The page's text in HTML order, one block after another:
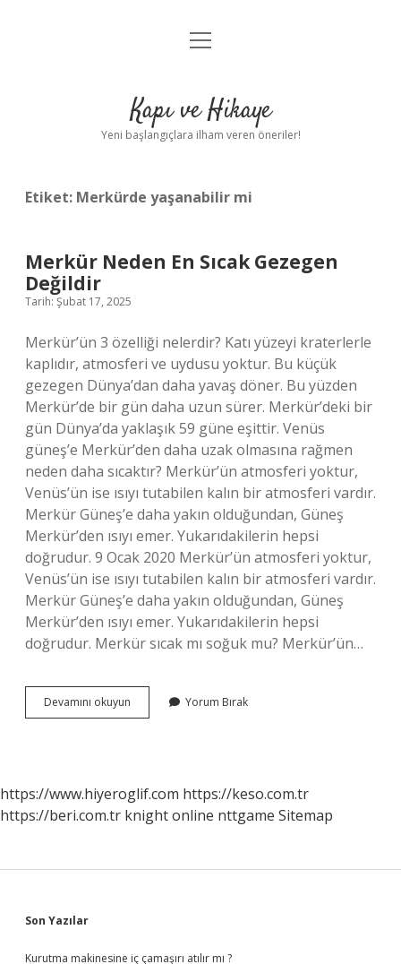
Anasayfa
Yasal Uyarı
menüyü
Kapı ve Hikaye
Yeni başlangıçlara ilham veren öneriler!
Etiket: Merkürde yaşanabilir mi
Merkür Neden En Sıcak Gezegen
Değildir
Tarih: Şubat 17, 2025
Merkür’ün 3 özelliği nelerdir? Katı yüzeyi kraterlerle
kaplıdır, atmosferi ve uydusu yoktur. Bu küçük
gezegen Dünya’dan daha yavaş döner. Bu yüzden
Merkür’de bir gün daha uzun sürer. Merkür’deki bir
gün Dünya’da yaklaşık 59 güne eşittir. Venüs
güneş’e Merkür’den daha uzak olmasına rağmen
neden daha sıcaktır? Merkür’ün atmosferi yoktur,
Venüs’ün ise ısıyı tutabilen kalın bir atmosferi vardır.
Merkür Güneş’e daha yakın olduğundan, Güneş
Merkür’den ısıyı emer. Yukarıdakilerin hepsi
doğrudur. 9 Ocak 2020 Merkür’ün atmosferi yoktur,
Venüs’ün ise ısıyı tutabilen kalın bir atmosferi vardır.
Merkür Güneş’e daha yakın olduğundan, Güneş
Merkür’den ısıyı emer. Yukarıdakilerin hepsi
doğrudur. Merkür sıcak mı soğuk mu? Merkür’ün…
Devamını okuyun
Neden
Yorum Bırak
https://www.hiyeroglif.com https://keso.com.tr
https://beri.com.tr knight online nttgame Sitemap
Sidebar
Son Yazılar
Kurutma makinesine iç çamaşırı atılır mı ?